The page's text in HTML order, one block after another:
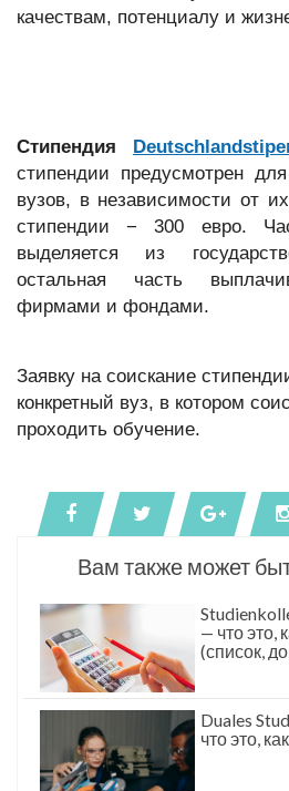
качествам, потенциалу и
Стипендия
стипендии предусмотрен
вузов, в независимости от
стипендии − 300 евро.
выделяется из
остальная часть
фирмами и фондами.
Заявку на соискание
конкретный вуз, в котором
проходить обучение.
Вам также может
— что это,
(список,
Duales
что это,